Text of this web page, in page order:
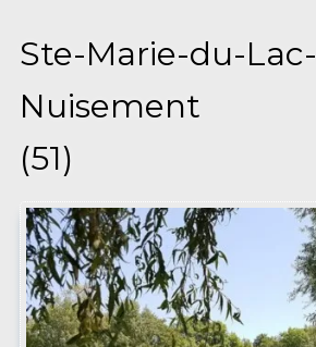
Ste-Marie-du-Lac-
Nuisement
(51)